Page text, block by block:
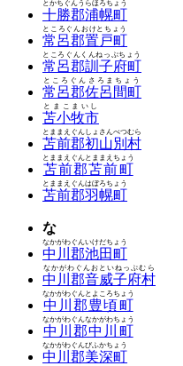
十勝郡浦幌町
とかちぐんうらほろちょう
常呂郡置戸町
ところぐんおけとちょう
常呂郡訓子府町
ところぐんくんねっぷちょう
常呂郡佐呂間町
ところぐんさろまちょう
苫小牧市
とまこまいし
苫前郡初山別村
とままえぐんしょさんべつむら
苫前郡苫前町
とままえぐんとままえちょう
苫前郡羽幌町
とままえぐんはぼろちょう
な
中川郡池田町
なかがわぐんいけだちょう
中川郡音威子府村
なかがわぐんおといねっぷむら
中川郡豊頃町
なかがわぐんとよころちょう
中川郡中川町
なかがわぐんなかがわちょう
中川郡美深町
なかがわぐんびふかちょう